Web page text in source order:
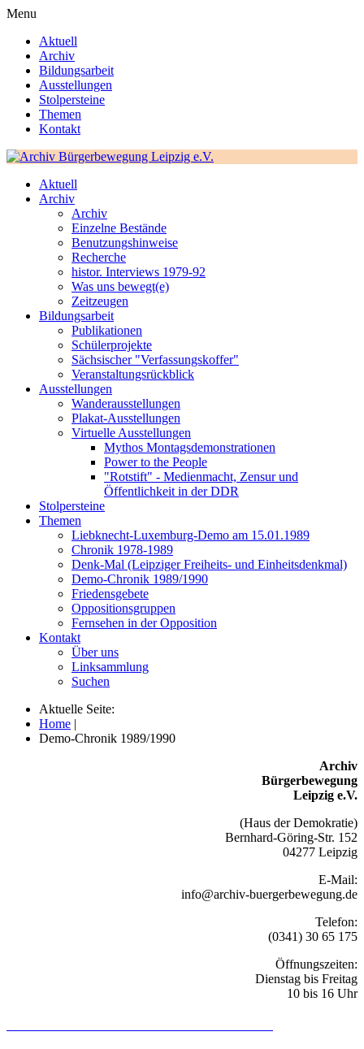
Menu
Aktuell
Archiv
Bildungsarbeit
Ausstellungen
Stolpersteine
Themen
Kontakt
Aktuell
Archiv
Archiv
Einzelne Bestände
Benutzungshinweise
Recherche
histor. Interviews 1979-92
Was uns bewegt(e)
Zeitzeugen
Bildungsarbeit
Publikationen
Schülerprojekte
Sächsischer "Verfassungskoffer"
Veranstaltungsrückblick
Ausstellungen
Wanderausstellungen
Plakat-Ausstellungen
Virtuelle Ausstellungen
Mythos Montagsdemonstrationen
Power to the People
"Rotstift" - Medienmacht, Zensur und
Öffentlichkeit in der DDR
Stolpersteine
Themen
Liebknecht-Luxemburg-Demo am 15.01.1989
Chronik 1978-1989
Denk-Mal (Leipziger Freiheits- und Einheitsdenkmal)
Demo-Chronik 1989/1990
Friedensgebete
Oppositionsgruppen
Fernsehen in der Opposition
Kontakt
Über uns
Linksammlung
Suchen
Aktuelle Seite:
Home |
Demo-Chronik 1989/1990
Archiv
Bürgerbewegung
Leipzig e.V.
(Haus der Demokratie)
Bernhard-Göring-Str. 152
04277 Leipzig
E-Mail:
info@archiv-buergerbewegung.de
Telefon:
(0341) 30 65 175
Öffnungszeiten:
Dienstag bis Freitag
10 bis 16 Uhr